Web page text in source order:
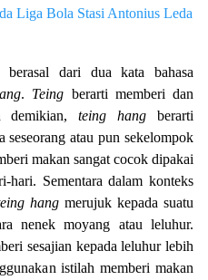
Liga Bola Stasi Antonius Leda
berasal dari dua kata bahasa
. Teing berarti memberi dan
demikian,teing hang berarti
seseorang atau pun sekelompok
makan sangat cocok dipakai
hari. Sementara dalam konteks
hang merujuk kepada suatu
nenek moyang atau leluhur.
sesajian kepada leluhur lebih
istilah memberi makan